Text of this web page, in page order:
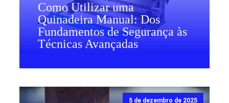
Como Utilizar uma
Quinadeira Manual: Dos
Fundamentos de Segurança às
Técnicas Avançadas
5 de dezembro de 2025